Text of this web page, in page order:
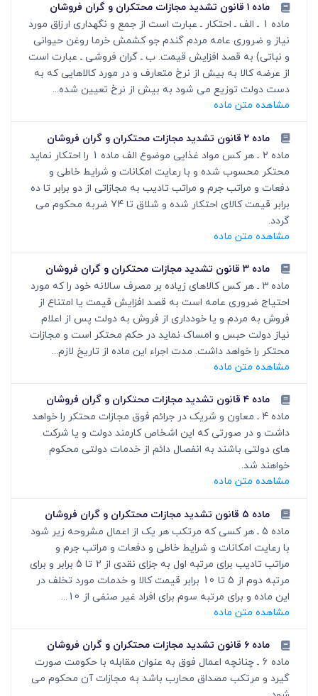
ماده ۱ قانون تشدید مجازات محتکران و گران فروشان
ماده 1 ـ الف ـ احتکار ـ عبارت است از جمع و نگهداری ارزاق مورد
نیاز و ضروری عامه مردم گندم جو کشمش خرما روغن حیوانی
و نباتی) به قصد افزایش قیمت. ب ـ گران فروشی ـ عبارت است
از عرضه کالا به بیش از نرخ متعارف و در مورد کالاهایی که به
دست دولت توزیع می شود به بیش از نرخ تعیین شده...
مشاهده متن ماده
ماده ۲ قانون تشدید مجازات محتکران و گران فروشان
ماده 2 ـ هر کس مواد غذایی موضوع الف ماده 1 را احتکار نماید
محتکر محسوب شده و با رعایت امکانات و شرایط خاطی و
دفعات و مراتب جرم و مراتب تادیب به مجازاتی از دو برابر تا ده
برابر قیمت کالای احتکار شده و شلاق تا 74 ضربه محکوم می
گردد.
مشاهده متن ماده
ماده ۳ قانون تشدید مجازات محتکران و گران فروشان
ماده 3 ـ هر کس کالاهای زیاده بر مصرف سالانه خود را که مورد
احتیاج ضروری عامه است به قصد افزایش قیمت یا امتناع از
فروش به مردم و یا خودداری از فروش به دولت پس از اعلام
نیاز دولت حبس و امساک نماید در حکم محتکر است و مجازات
محتکر را خواهد داشت. مدت اجراء این ماده از تاریخ لازم...
مشاهده متن ماده
ماده ۴ قانون تشدید مجازات محتکران و گران فروشان
ماده 4 ـ معاون و شریک در جرائم فوق مجازات محتکر را خواهد
داشت و در صورتی که این اشخاص کارمند دولت و یا شرکت
های دولتی باشند به انفصال دائم از خدمات دولتی محکوم
خواهند شد.
مشاهده متن ماده
ماده ۵ قانون تشدید مجازات محتکران و گران فروشان
ماده 5 ـ هر کسی که مرتکب هر یک از اعمال مشروحه زیر شود
با رعایت امکانات و شرایط خاطی و دفعات و مراتب جرم و
مراتب تادیب برای مرتبه اول به جزای نقدی از 2 تا 5 برابر و برای
مرتبه دوم از 5 تا 10 برابر قیمت کالا و خدمات مورد تخلف در
این ماده و برای مرتبه سوم برای افراد غیر صنفی از 10...
مشاهده متن ماده
ماده ۶ قانون تشدید مجازات محتکران و گران فروشان
ماده 6 ـ چنانچه اعمال فوق به عنوان مقابله با حکومت صورت
گیرد و مرتکب مصداق محارب باشد به مجازات آن محکوم می